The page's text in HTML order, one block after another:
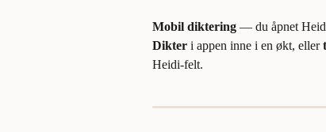
Mobil diktering — du åpnet
Dikter i appen inne i en økt, eller
Heidi-felt.